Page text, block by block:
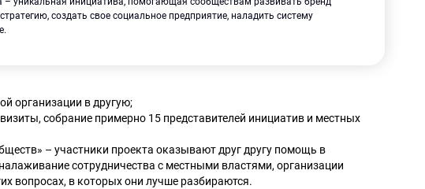
создать свое социальное предприятие, наладить систему
организации в другую;
собрание примерно 15 представителей инициатив и местных
– участники проекта оказывают друг другу помощь в
сотрудничества с местными властями, организации
вопросах, в которых они лучше разбираются.